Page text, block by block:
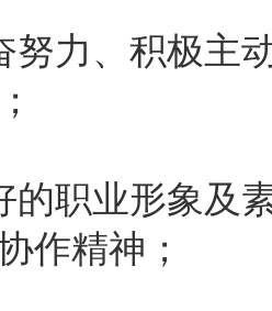
努力、积极主
的职业形象及
作精神；